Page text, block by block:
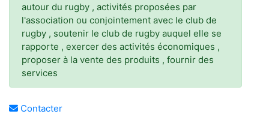
autour du rugby , activités proposées par
l'association ou conjointement avec le club de
rugby , soutenir le club de rugby auquel elle se
rapporte , exercer des activités économiques ,
proposer à la vente des produits , fournir des
services
Contacter